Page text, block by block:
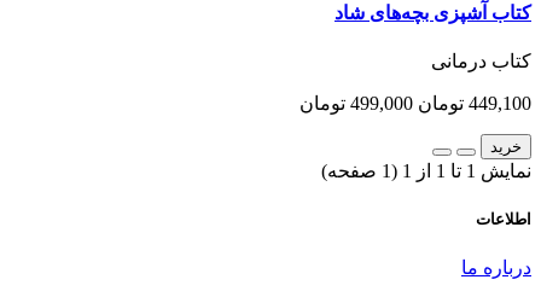
کتاب آشپزی بچه‌های شاد
کتاب درمانی
449,100 تومان 499,000 تومان
خرید
نمایش 1 تا 1 از 1 (1 صفحه)
اطلاعات
درباره ما